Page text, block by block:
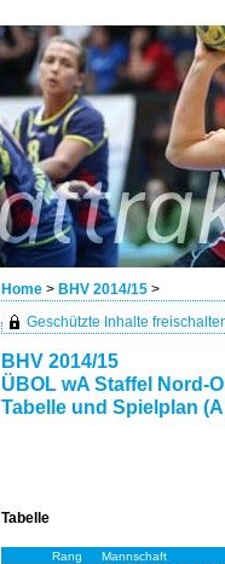
Home > BHV 2014/15 >
Geschützte Inhalte
BHV 2014/15
ÜBOL wA Staffel Nord-
Tabelle und Spielplan
Tabelle
Rang Mannschaft